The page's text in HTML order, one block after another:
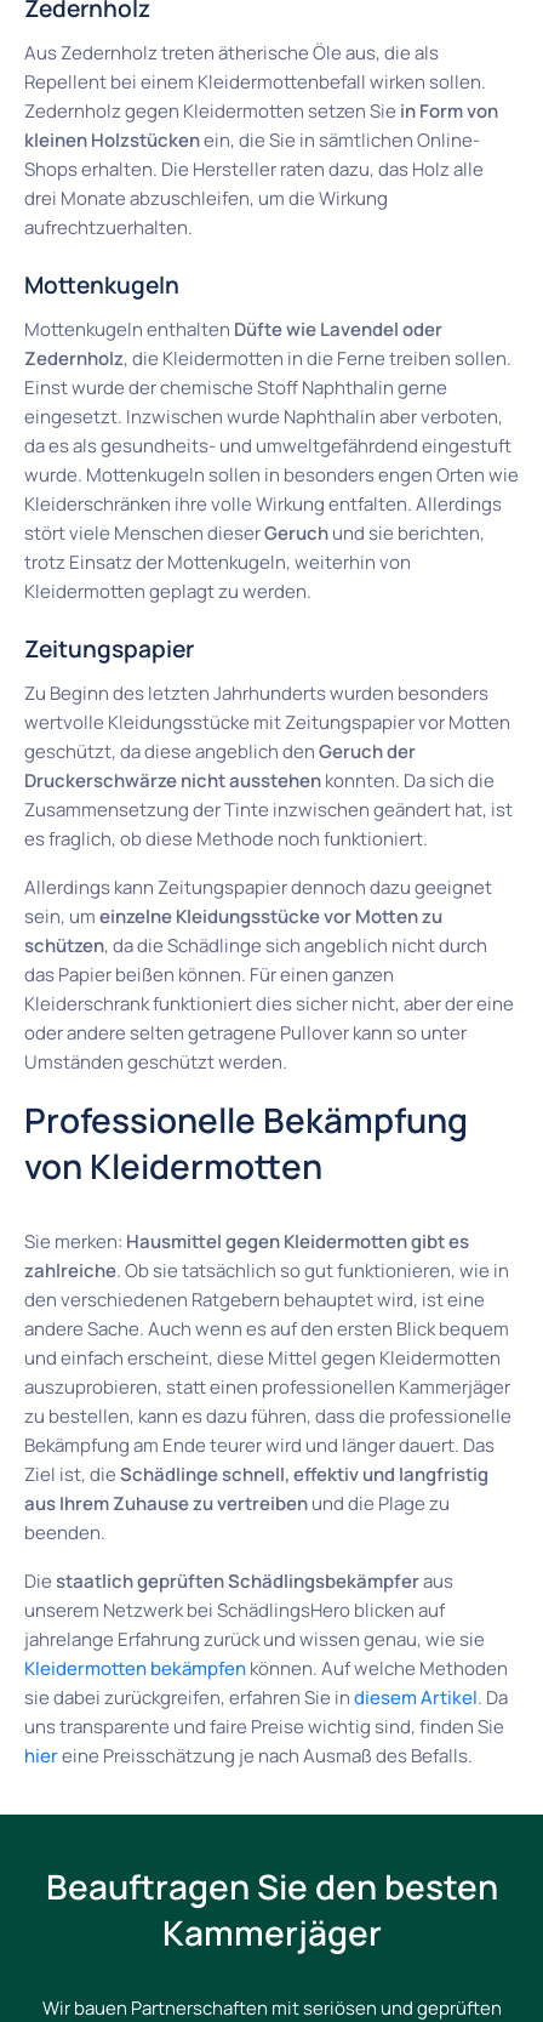
Zedernholz
Aus Zedernholz treten ätherische Öle aus, die als
Repellent bei einem Kleidermottenbefall wirken sollen.
Zedernholz gegen Kleidermotten setzen Sie in Form von
kleinen Holzstückenein, die Sie in sämtlichen Online-
Shops erhalten. Die Hersteller raten dazu, das Holz alle
drei Monate abzuschleifen, um die Wirkung
aufrechtzuerhalten.
Mottenkugeln
Mottenkugeln enthalten Düfte wie Lavendel oder
Zedernholz, die Kleidermotten in die Ferne treiben sollen.
Einst wurde der chemische Stoff Naphthalin gerne
eingesetzt. Inzwischen wurde Naphthalin aber verboten,
da es als gesundheits- und umweltgefährdend eingestuft
wurde. Mottenkugeln sollen in besonders engen Orten wie
Kleiderschränken ihre volle Wirkung entfalten. Allerdings
stört viele Menschen dieserGeruchund sie berichten,
trotz Einsatz der Mottenkugeln, weiterhin von
Kleidermotten geplagt zu werden.
Zeitungspapier
Zu Beginn des letzten Jahrhunderts wurden besonders
wertvolle Kleidungsstücke mit Zeitungspapier vor Motten
geschützt, da diese angeblich denGeruch der
Druckerschwärze nicht ausstehenkonnten. Da sich die
Zusammensetzung der Tinte inzwischen geändert hat, ist
es fraglich, ob diese Methode noch funktioniert.
Allerdings kann Zeitungspapier dennoch dazu geeignet
sein, umeinzelne Kleidungsstücke vor Motten zu
schützen, da die Schädlinge sich angeblich nicht durch
das Papier beißen können. Für einen ganzen
Kleiderschrank funktioniert dies sicher nicht, aber der eine
oder andere selten getragene Pullover kann so unter
Umständen geschützt werden.
Professionelle Bekämpfung
von Kleidermotten
Sie merken: Hausmittel gegen Kleidermotten gibt es
zahlreiche. Ob sie tatsächlich so gut funktionieren, wie in
den verschiedenen Ratgebern behauptet wird, ist eine
andere Sache. Auch wenn es auf den ersten Blick bequem
und einfach erscheint, diese Mittel gegen Kleidermotten
auszuprobieren, statt einen professionellen Kammerjäger
zu bestellen, kann es dazu führen, dass die professionelle
Bekämpfung am Ende teurer wird und länger dauert. Das
Ziel ist, dieSchädlinge schnell, effektiv und langfristig
aus Ihrem Zuhause zu vertreibenund die Plage zu
beenden.
Die staatlich geprüften Schädlingsbekämpferaus
unserem Netzwerk bei SchädlingsHero blicken auf
jahrelange Erfahrung zurück und wissen genau, wie sie
Kleidermotten bekämpfenkönnen. Auf welche Methoden
sie dabei zurückgreifen, erfahren Sie indiesem Artikel. Da
uns transparente und faire Preise wichtig sind, finden Sie
hiereine Preisschätzung je nach Ausmaß des Befalls.
Beauftragen Sie den besten
Kammerjäger
Wir bauen Partnerschaften mit seriösen und geprüften